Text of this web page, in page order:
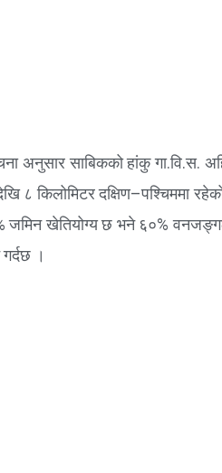
साबिकको हांकु गा.वि.स.
८ किलोमिटर दक्षिण–पश्चिममा
जमिन खेतियोग्य छ भने ६०%
।